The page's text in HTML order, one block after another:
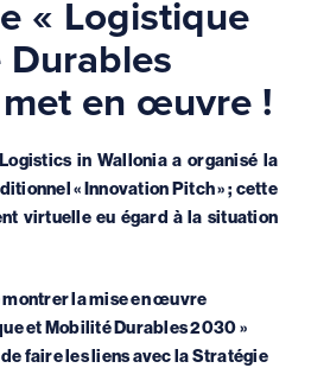
« Logistique
en œuvre !
in Wallonia a organisé la
« Innovation Pitch » ; cette
virtuelle eu égard à la situation
la mise en œuvre
et Mobilité Durables 2030 »
faire les liens avec la Stratégie